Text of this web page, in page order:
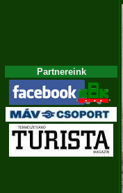
Partnereink